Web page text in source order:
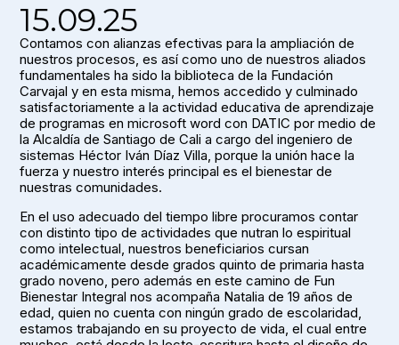
15.09.25
Contamos con alianzas efectivas para la ampliación de
nuestros procesos, es así como uno de nuestros aliados
fundamentales ha sido la biblioteca de la Fundación
Carvajal y en esta misma, hemos accedido y culminado
satisfactoriamente a la actividad educativa de aprendizaje
de programas en microsoft word con DATIC por medio de
la Alcaldía de Santiago de Cali a cargo del ingeniero de
sistemas Héctor Iván Díaz Villa, porque la unión hace la
fuerza y nuestro interés principal es el bienestar de
nuestras comunidades.
En el uso adecuado del tiempo libre procuramos contar
con distinto tipo de actividades que nutran lo espiritual
como intelectual, nuestros beneficiarios cursan
académicamente desde grados quinto de primaria hasta
grado noveno, pero además en este camino de Fun
Bienestar Integral nos acompaña Natalia de 19 años de
edad, quien no cuenta con ningún grado de escolaridad,
estamos trabajando en su proyecto de vida, el cual entre